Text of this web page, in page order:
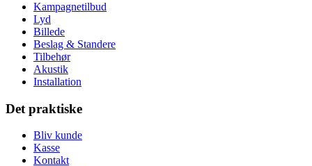
Kampagnetilbud
Lyd
Billede
Beslag & Standere
Tilbehør
Akustik
Installation
Det praktiske
Bliv kunde
Kasse
Kontakt